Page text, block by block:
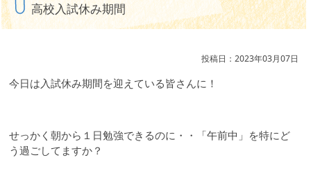
高校入試休み期間
投稿日：2023年03月07日
今日は入試休み期間を迎えている皆さんに！
せっかく朝から１日勉強できるのに・・「午前中」を特にど
う過ごしてますか？